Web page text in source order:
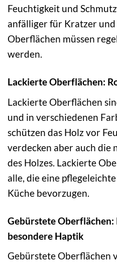
Feuchtigkeit und
anfälliger für Kratzer und
Oberflächen müssen
werden.
Lackierte Oberflächen:
Lackierte Oberflächen
und in verschiedenen
schützen das Holz vor
verdecken aber auch die
des Holzes. Lackierte
alle, die eine
Küche bevorzugen.
Gebürstete Oberflächen:
besondere Haptik
Gebürstete Oberflächen